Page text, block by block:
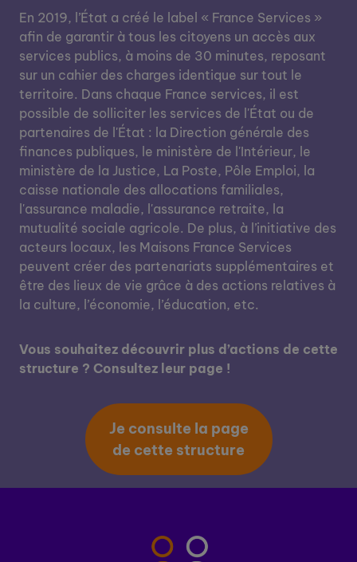
En 2019, l’État a créé le label « France Services »
afin de garantir à tous les citoyens un accès aux
services publics, à moins de 30 minutes, reposant
sur un cahier des charges identique sur tout le
territoire. Dans chaque France services, il est
possible de solliciter les services de l'État ou de
partenaires de l'État : la Direction générale des
finances publiques, le ministère de l'Intérieur, le
ministère de la Justice, La Poste, Pôle Emploi, la
caisse nationale des allocations familiales,
l'assurance maladie, l'assurance retraite, la
mutualité sociale agricole. De plus, à l’initiative des
acteurs locaux, les Maisons France Services
peuvent créer des partenariats supplémentaires et
être des lieux de vie grâce à des actions relatives à
la culture, l’économie, l’éducation, etc.
Vous souhaitez découvrir plus d’actions de cette
structure ? Consultez leur page !
Je consulte la page
de cette structure